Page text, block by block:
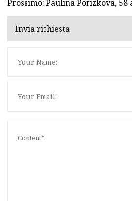
Prossimo: Paulina Porizkova,
Invia richiesta